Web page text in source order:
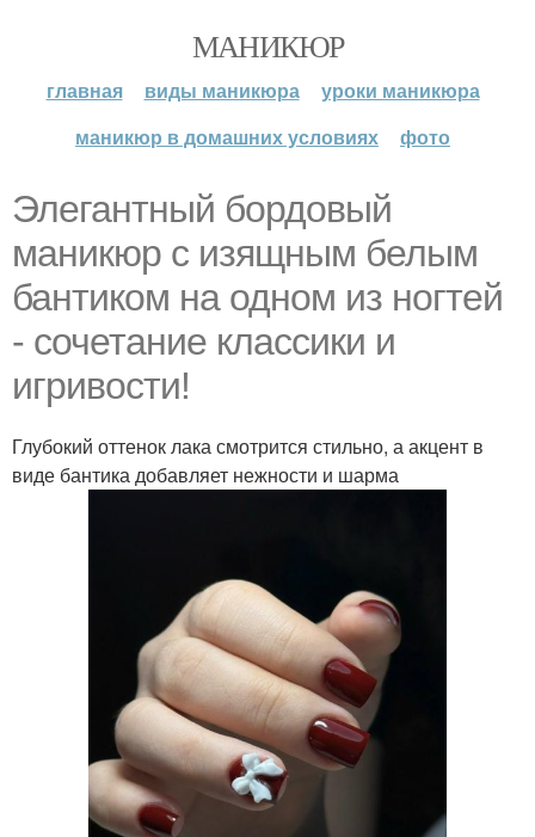
МАНИКЮР
главная виды маникюра
уроки маникюра
маникюр в домашних условиях
фото
Элегантный бордовый
маникюр с изящным белым
бантиком на одном из ногтей
- сочетание классики и
игривости!
Глубокий оттенок лака смотрится стильно, а акцент в
виде бантика добавляет нежности и шарма